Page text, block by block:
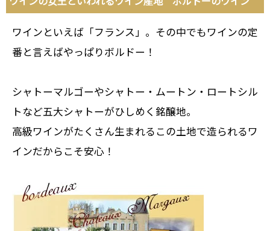
ワインといえば「フランス」。その中でもワインの定
番と言えばやっぱりボルドー！
シャトーマルゴーやシャトー・ムートン・ロートシル
トなど五大シャトーがひしめく銘醸地。
高級ワインがたくさん生まれるこの土地で造られるワ
インだからこそ安心！